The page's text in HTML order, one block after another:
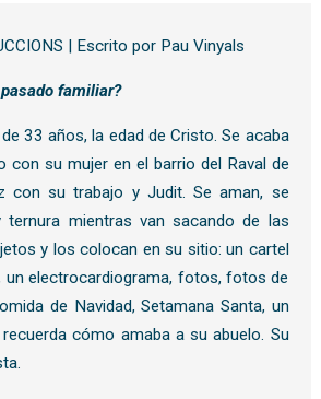
| Escrito por Pau Vinyals
familiar?
33 años, la edad de Cristo. Se acaba
con su mujer en el barrio del Raval de
con su trabajo y Judit. Se aman, se
mientras van sacando de las
y los colocan en su sitio: un cartel
un electrocardiograma, fotos, fotos de
de Navidad, Setamana Santa, un
cómo amaba a su abuelo. Su